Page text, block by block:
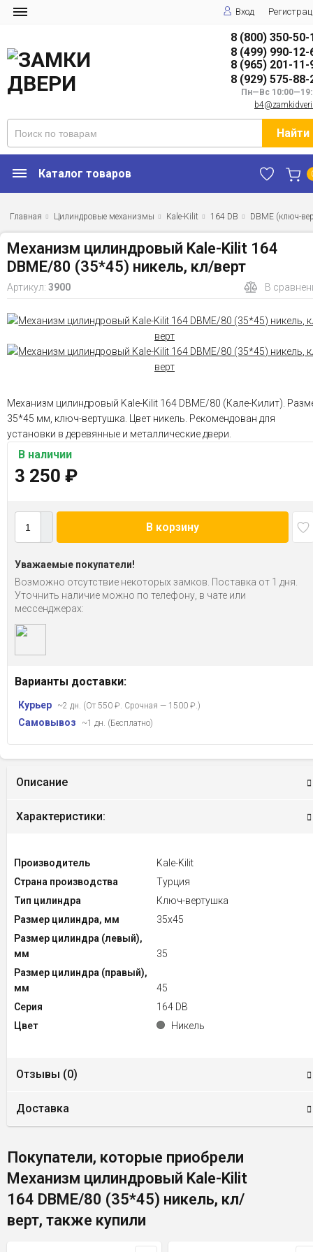
Вход
8 (800) 350-50-
8 (499) 990-12-
8 (965) 201-11-
8 (929) 575-88-
Пн—Вс
Найти
Каталог товаров
Главная Цилиндровые механизмы Kale-Kilit 164 DB DBME (ключ-
Механизм цилиндровый Kale-Kilit 164
DBME/80 (35*45) никель, кл/верт
Артикул: 3900 В
Механизм цилиндровый Kale-Kilit 164 DBME/80 (Кале-Килит).
35*45 мм, ключ-вертушка. Цвет никель. Рекомендован для
установки в деревянные и металлические двери.
В наличии
3 250 ₽
В корзину
Уважаемые покупатели!
Возможно отсутствие некоторых замков. Поставка от 1 дня.
Уточнить наличие можно по телефону, в чате или
мессенджерах:
Варианты доставки:
Курьер ~2 дн. (От 550 ₽. Срочная — 1500 ₽.)
Самовывоз ~1 дн. (Бесплатно)
Описание
Характеристики:
Производитель
Kale-Kilit
Страна производства
Турция
Тип цилиндра
Ключ-вертушка
Размер цилиндра, мм
35x45
Размер цилиндра (левый),
мм
35
Размер цилиндра (правый),
мм
45
Серия
164 DB
Цвет
Никель
Отзывы (0)
Доставка
Покупатели, которые приобрели
Механизм цилиндровый Kale-Kilit
164 DBME/80 (35*45) никель, кл/
верт, также купили